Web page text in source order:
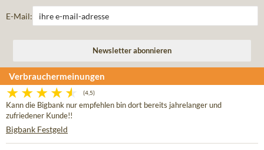
E-Mail:
Verbrauchermeinungen
(4,5)
Kann die Bigbank nur empfehlen bin dort bereits jahrelanger und
zufriedener Kunde!!
Bigbank Festgeld